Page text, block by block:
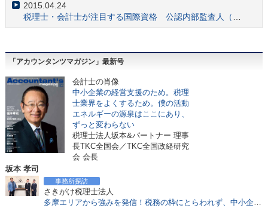
会計士の注目スキル 「フォレンジック」業務とは何か？
2017.05.22
中企庁「事業承継ガイドライン」をM&A業務に活かす
2017.05.15
金融庁 監査法人のガバナンス・コードから見る会計士の役割
2017.04.24
会計士のM&A実務でも必須知識「少数株主権」を知る
2017.04.17
合格者9年ぶり増加 平成28年公認会計士試験と業界の動向
NPV、IRRとは？会計士が重視する投資採択基準
2017.03.13
会計士のアドバイスが「内部留保」の考え方を変える
2015.04.24
税理士・会計士が注目する国際資格 公認内部監査人（CIA）とは？
「アカウンタンツマガジン」最新号
会計士の肖像
中小企業の経営支援のため。税理
士業界をよくするため。僕の活動
エネルギーの源泉はここにあり、
ずっと変わらない
税理士法人坂本&パートナー 理事
長TKC全国会／TKC全国政経研究
会 会長
坂本 孝司
事務所探訪
さきがけ税理士法人
多摩エリアから強みを発信！税務の枠にとらわれず、中小企業経営者を中心とし、包括支援で成長を支える